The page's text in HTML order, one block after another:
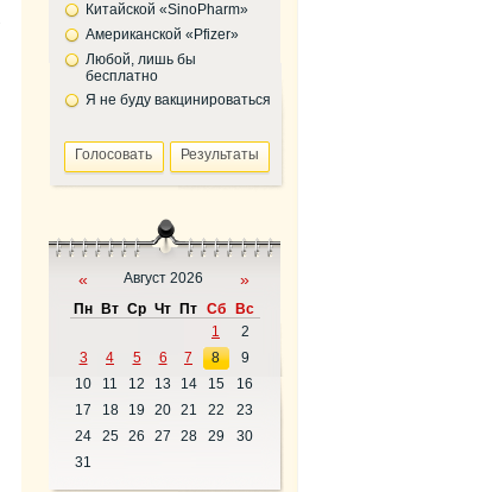
Китайской «SinoPharm»
Американской «Pfizer»
Любой, лишь бы
бесплатно
Я не буду вакцинироваться
« Август 2026 »
Пн Вт Ср Чт Пт Сб
Вс
1
2
3
4 5 6 7 8
9
10
11 12 13 14 15
16
17
18 19 20 21 22
23
24
25 26 27 28 29
30
31